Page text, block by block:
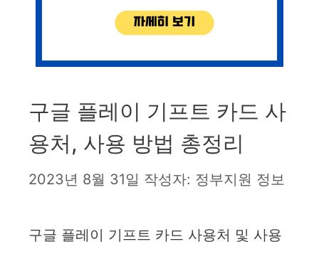
구글 플레이 기프트 카드 사
용처, 사용 방법 총정리
2023년 8월 31일 작성자: 정부지원 정보
구글 플레이 기프트 카드 사용처 및 사용